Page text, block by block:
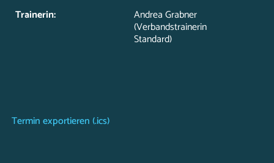
Trainerin: Andrea Grabner
(Verbandstrainerin
Standard)
Termin exportieren (.ics)